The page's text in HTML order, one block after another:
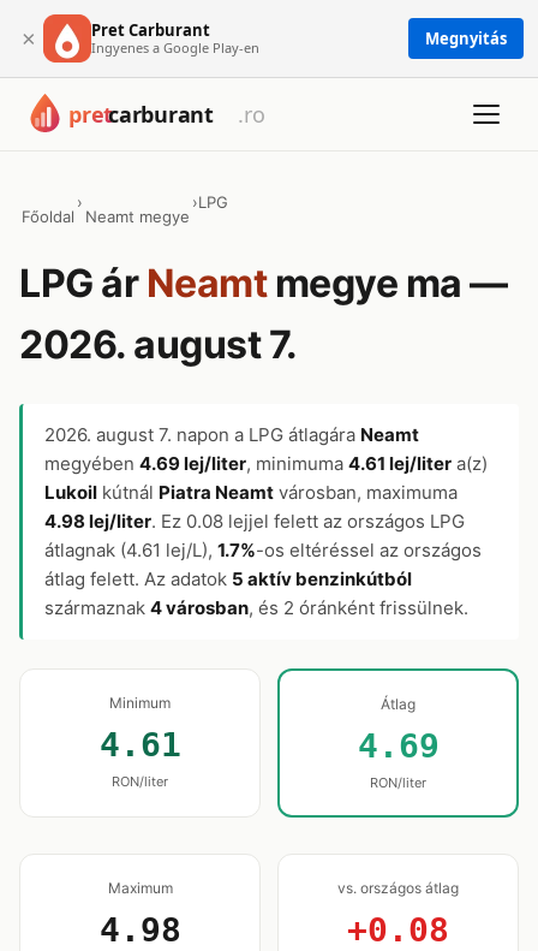
× Pret Carburant
Ingyenes a Google Play-en Megnyitás
Főoldal
›
Neamt megye
›LPG
LPG ár Neamtmegye ma —
2026. august 7.
2026. august 7. napon a LPG átlagára Neamt
megyében 4.69 lej/liter, minimuma 4.61 lej/liter a(z)
Lukoil kútnál Piatra Neamt városban, maximuma
4.98 lej/liter. Ez 0.08 lejjel felett az országos LPG
átlagnak (4.61 lej/L), 1.7%-os eltéréssel az országos
átlag felett. Az adatok 5 aktív benzinkútból
származnak 4 városban, és 2 óránként frissülnek.
Minimum
4.61
RON/liter
Átlag
4.69
RON/liter
Maximum
4.98
vs. országos átlag
+0.08